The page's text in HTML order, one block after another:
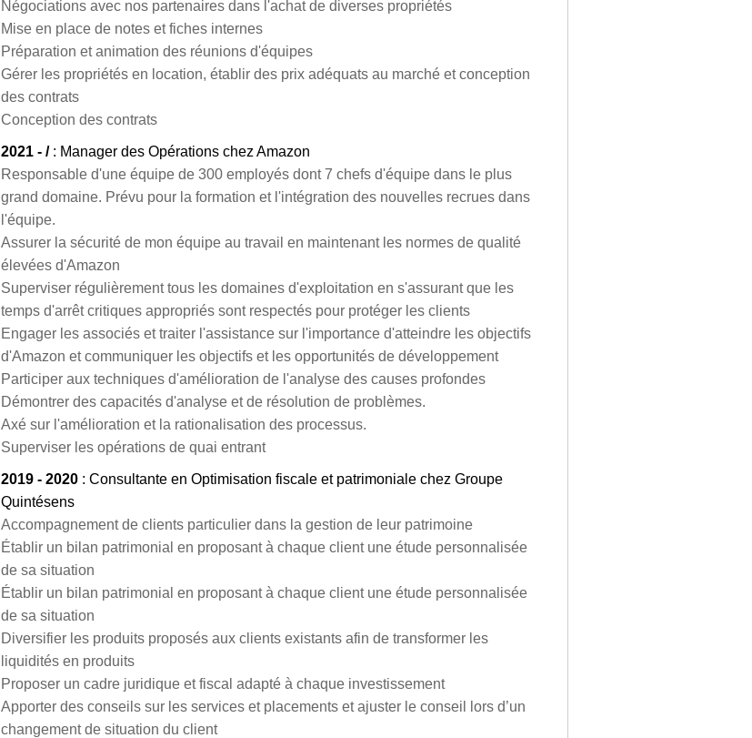
Négociations avec nos partenaires dans l'achat de diverses propriétés
Mise en place de notes et fiches internes
Préparation et animation des réunions d'équipes
Gérer les propriétés en location, établir des prix adéquats au marché et conception
des contrats
Conception des contrats
2021 - /: Manager des Opérations chez Amazon
Responsable d'une équipe de 300 employés dont 7 chefs d'équipe dans le plus
grand domaine. Prévu pour la formation et l'intégration des nouvelles recrues dans
l'équipe.
Assurer la sécurité de mon équipe au travail en maintenant les normes de qualité
élevées d'Amazon
Superviser régulièrement tous les domaines d'exploitation en s'assurant que les
temps d'arrêt critiques appropriés sont respectés pour protéger les clients
Engager les associés et traiter l'assistance sur l'importance d'atteindre les objectifs
d'Amazon et communiquer les objectifs et les opportunités de développement
Participer aux techniques d'amélioration de l'analyse des causes profondes
Démontrer des capacités d'analyse et de résolution de problèmes.
Axé sur l'amélioration et la rationalisation des processus.
Superviser les opérations de quai entrant
2019 - 2020 : Consultante en Optimisation fiscale et patrimoniale chez Groupe
Quintésens
Accompagnement de clients particulier dans la gestion de leur patrimoine
Établir un bilan patrimonial en proposant à chaque client une étude personnalisée
de sa situation
Établir un bilan patrimonial en proposant à chaque client une étude personnalisée
de sa situation
Diversifier les produits proposés aux clients existants afin de transformer les
liquidités en produits
Proposer un cadre juridique et fiscal adapté à chaque investissement
Apporter des conseils sur les services et placements et ajuster le conseil lors d’un
changement de situation du client